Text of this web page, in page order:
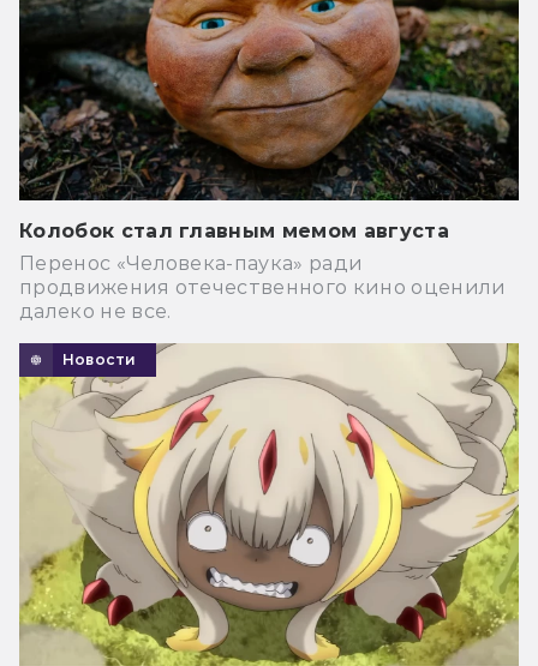
Колобок стал главным мемом августа
Перенос «Человека-паука» ради
продвижения отечественного кино оценили
далеко не все.
Новости